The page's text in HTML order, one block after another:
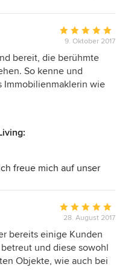
Interviews vor. Frau
Ihre Inhalte den
Beziehungen zu Afrika
zeigte ihre
nicht nur im Film,
angrenzenden
noch sehr
Bewertung:
5
von
5
9. Oktober 2017
bereit, die berühmte
So kenne und
Immobilienmaklerin wie
jedem Fall gut beraten.
freue mich auf unser
sein wirst beim 3.
mit Avantgarde aus
unseren Websites!Bewertung:
5
von
5
28. August 2017
bereits einige Kunden
und diese sowohl
Objekte, wie auch bei